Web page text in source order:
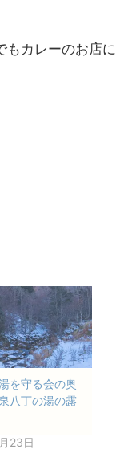
もカレーのお店に
を守る会の奥
八丁の湯の露
23日